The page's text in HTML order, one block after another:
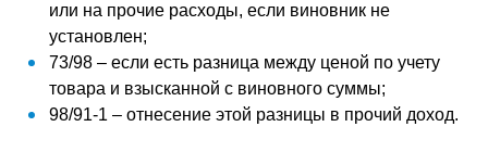
или на прочие расходы, если виновник не
установлен;
73/98 – если есть разница между ценой по учету
товара и взысканной с виновного суммы;
98/91-1 – отнесение этой разницы в прочий доход.